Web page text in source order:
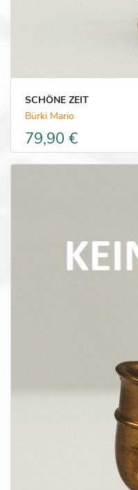
SCHÖNE ZEIT
Bürki Mario
79,90 €